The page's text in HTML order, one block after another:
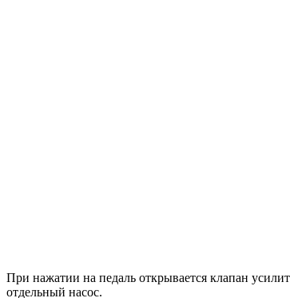
При нажатии на педаль открывается клапан
отдельный насос.